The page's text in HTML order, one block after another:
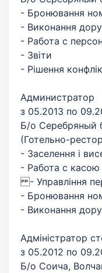
- Бронювання
- Виконання
- Работа с
- Звіти
- Рішення
Администратор
з 05.2013 по
Б/о Серебряный
(Готельно-
- Заселення і
- Работа с касою
- Управління
- Бронювання
- Виконання
Адміністратор
з 05.2012 по
Б/о Соича,